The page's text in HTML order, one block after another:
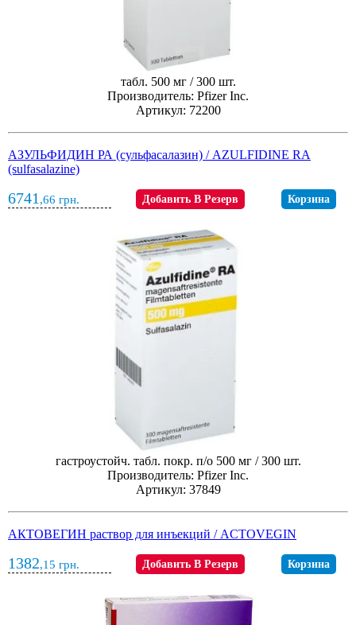
табл. 500 мг / 300 шт.
Производитель: Pfizer Inc.
Артикул: 72200
АЗУЛЬФИДИН РА (сульфасалазин) / AZULFIDINE RA
(sulfasalazine)
6741 ,66 грн. Добавить В Резерв Корзина
гастроустойч. табл. покр. п/о 500 мг / 300 шт.
Производитель: Pfizer Inc.
Артикул: 37849
АКТОВЕГИН раствор для инъекций / ACTOVEGIN
1382,15 грн. Добавить В Резерв Корзина